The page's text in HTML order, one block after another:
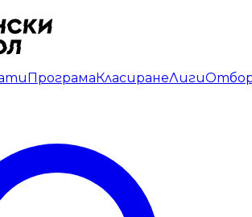
ПрограмаКласиранеЛиги